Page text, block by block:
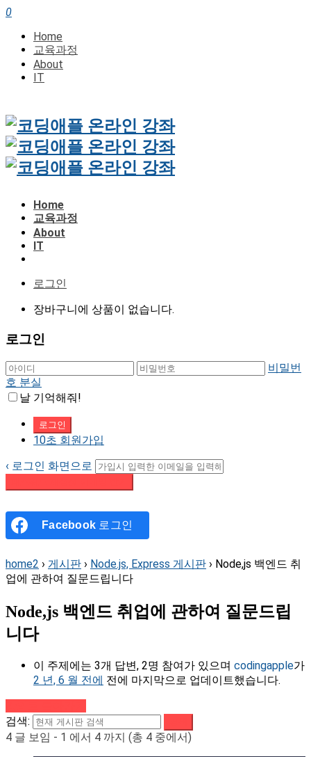
0
Home
교육과정
About
IT
Home
교육과정
About
IT
로그인
장바구니에 상품이 없습니다.
로그인
비밀번
호 분실
날 기억해줘!
10초 회원가입
‹ 로그인 화면으로
Facebook 로그인
home2 › 게시판 › Node.js, Express 게시판 › Node,js 백엔드 취
업에 관하여 질문드립니다
Node,js 백엔드 취업에 관하여 질문드립
니다
이 주제에는 3개 답변, 2명 참여가 있으며 codingapple가
2 년, 6 월 전에 전에 마지막으로 업데이트했습니다.
검색:
4 글 보임 - 1 에서 4 까지 (총 4 중에서)